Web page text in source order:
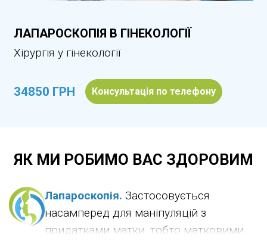
ЛАПАРОСКОПІЯ В ГІНЕКОЛОГІЇ
Хірургія у гінекології
34850 ГРН Консультація по телефону
ЯК МИ РОБИМО ВАС ЗДОРОВИМ
Лапароскопія. Застосовується
насамперед для маніпуляцій з
придатками матки, тобто матковими